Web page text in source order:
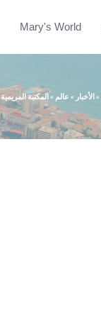
Mary's World
» الأخبار » عالم » المكتبة المريمية